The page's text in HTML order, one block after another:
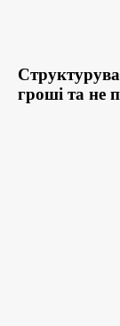
гроші та не